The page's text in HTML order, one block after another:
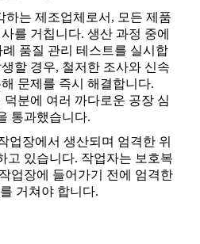
하는 제조업체로서, 모든 제품
를 거칩니다. 생산 과정 중에
품질 관리 테스트를 실시합
할 경우, 철저한 조사와 신속
문제를 즉시 해결합니다.
분에 여러 까다로운 공장 심
통과했습니다.
업장에서 생산되며 엄격한 위
고 있습니다. 작업자는 보호복
업장에 들어가기 전에 엄격한
거쳐야 합니다.